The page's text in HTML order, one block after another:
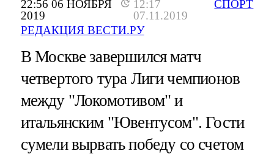
22:56 06 НОЯБРЯ
2019
12:17
07.11.2019
РЕДАКЦИЯ ВЕСТИ.РУ
СПОРТ
В Москве завершился матч
четвертого тура Лиги чемпионов
между "Локомотивом" и
итальянским "Ювентусом". Гости
сумели вырвать победу со счетом